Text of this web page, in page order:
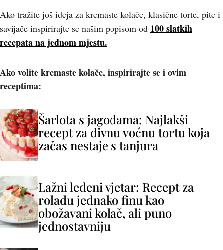
Ako tražite još ideja za kremaste kolače, klasične torte, pite i
savijače inspirirajte se našim popisom od 100 slatkih
recepata na jednom mjestu.
Ako volite kremaste kolače, inspirirajte se i ovim
receptima:
Šarlota s jagodama: Najlakši
recept za divnu voćnu tortu koja
začas nestaje s tanjura
Lažni ledeni vjetar: Recept za
roladu jednako finu kao
obožavani kolač, ali puno
jednostavniju